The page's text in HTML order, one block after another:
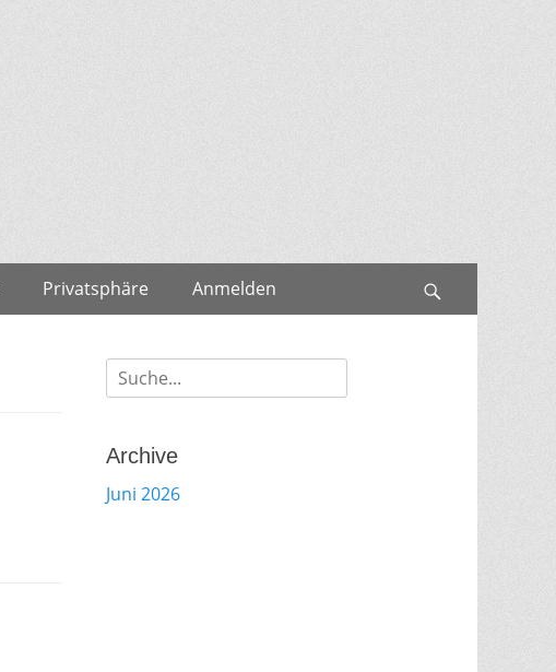
Privatsphäre Anmelden
Suche
für:
Archive
Juni 2026